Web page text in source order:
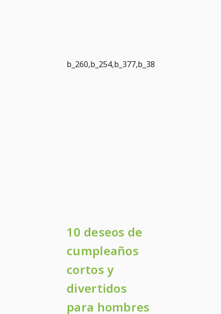
b_260,b_254,b_377,b_380
10 deseos de
cumpleaños
cortos y
divertidos
para hombres